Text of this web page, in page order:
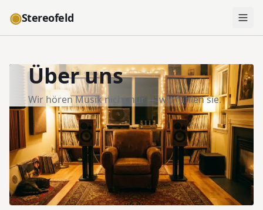
◉Stereofeld
Über uns
Wir hören Musik nicht nur — wir fühlen sie.